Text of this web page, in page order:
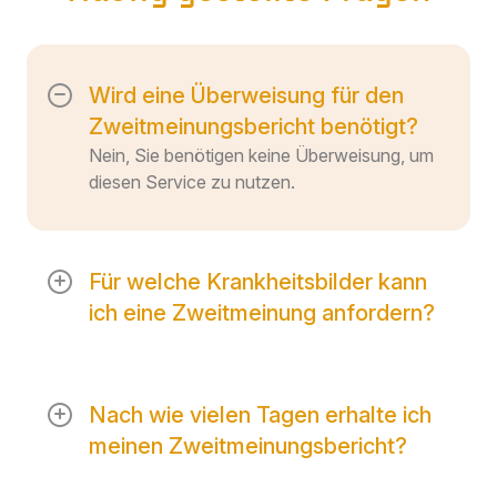
Wird eine Überweisung für den
Zweitmeinungsbericht benötigt?
Nein, Sie benötigen keine Überweisung, um
diesen Service zu nutzen.
Für welche Krankheitsbilder kann
ich eine Zweitmeinung anfordern?
Nach wie vielen Tagen erhalte ich
meinen Zweitmeinungsbericht?